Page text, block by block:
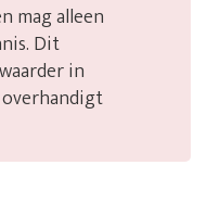
mag alleen
Dit
in